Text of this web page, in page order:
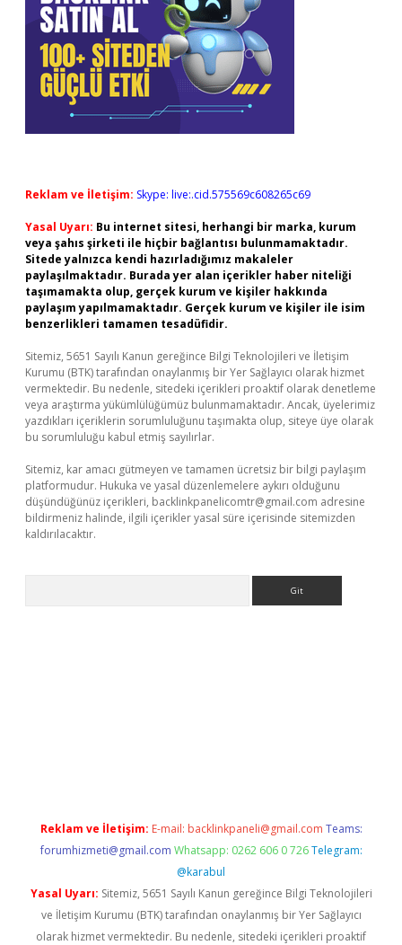
Reklam ve İletişim: Skype: live:.cid.575569c608265c69
Yasal Uyarı: Bu internet sitesi, herhangi bir marka, kurum
veya şahıs şirketi ile hiçbir bağlantısı bulunmamaktadır.
Sitede yalnızca kendi hazırladığımız makaleler
paylaşılmaktadır. Burada yer alan içerikler haber niteliği
taşımamakta olup, gerçek kurum ve kişiler hakkında
paylaşım yapılmamaktadır. Gerçek kurum ve kişiler ile isim
benzerlikleri tamamen tesadüfidir.
Sitemiz, 5651 Sayılı Kanun gereğince Bilgi Teknolojileri ve İletişim
Kurumu (BTK) tarafından onaylanmış bir Yer Sağlayıcı olarak hizmet
vermektedir. Bu nedenle, sitedeki içerikleri proaktif olarak denetleme
veya araştırma yükümlülüğümüz bulunmamaktadır. Ancak, üyelerimiz
yazdıkları içeriklerin sorumluluğunu taşımakta olup, siteye üye olarak
bu sorumluluğu kabul etmiş sayılırlar.
Sitemiz, kar amacı gütmeyen ve tamamen ücretsiz bir bilgi paylaşım
platformudur. Hukuka ve yasal düzenlemelere aykırı olduğunu
düşündüğünüz içerikleri, backlinkpanelicomtr@gmail.com adresine
bildirmeniz halinde, ilgili içerikler yasal süre içerisinde sitemizden
kaldırılacaktır.
Reklam ve İletişim: E-mail: backlinkpaneli@gmail.com Teams:
forumhizmeti@gmail.com Whatsapp: 0262 606 0 726 Telegram:
@karabul
Yasal Uyarı: Sitemiz, 5651 Sayılı Kanun gereğince Bilgi Teknolojileri
ve İletişim Kurumu (BTK) tarafından onaylanmış bir Yer Sağlayıcı
olarak hizmet vermektedir. Bu nedenle, sitedeki içerikleri proaktif